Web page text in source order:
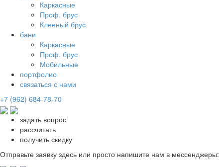
Каркасные
Проф. брус
Клееный брус
бани
Каркасные
Проф. брус
Мобильные
портфолио
связаться с нами
+7 (962) 684-78-70
задать вопрос
рассчитать
получить скидку
Отправьте заявку здесь или просто напишите нам в мессенджеры: